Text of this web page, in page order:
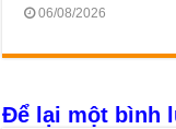
06/08/2026
Để lại một bình